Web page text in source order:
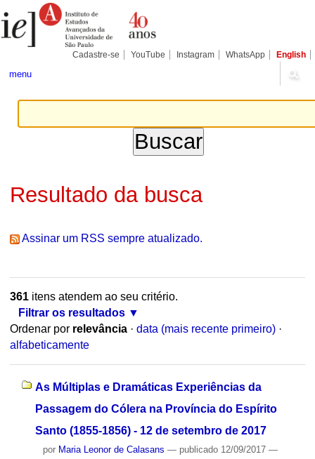
para
conteúdo.
Pessoais
Cadastre-se YouTube Instagram WhatsApp English
menu
Resultado da busca
Assinar um RSS sempre atualizado.
361itens atendem ao seu critério.
Filtrar os resultados
Ordenar por relevância · data (mais recente primeiro) ·
alfabeticamente
As Múltiplas e Dramáticas Experiências da
Passagem do Cólera na Província do Espírito
Santo (1855-1856) - 12 de setembro de 2017
por Maria Leonor de Calasans — publicado12/09/2017 —